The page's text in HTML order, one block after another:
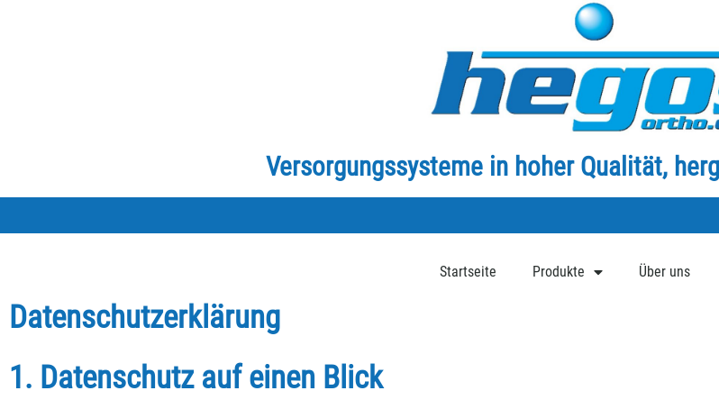
Versorgungssysteme in hoher Qualität,
Startseite Produkte Über uns
Datenschutzerklärung
1. Datenschutz auf einen Blick